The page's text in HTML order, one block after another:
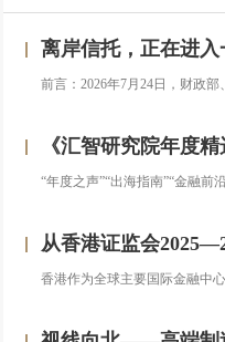
离岸信托，正在进
前言：2026年7月24日，财政
《汇智研究院年度
“年度之声”“出海指南”“金融前
从香港证监会2025—26年度
香港作为全球主要国际金融中